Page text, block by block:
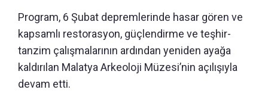
Program, 6 Şubat depremlerinde hasar gören ve
kapsamlı restorasyon, güçlendirme ve teşhir-
tanzim çalışmalarının ardından yeniden ayağa
kaldırılan Malatya Arkeoloji Müzesi’nin açılışıyla
devam etti.